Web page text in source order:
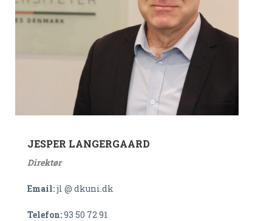
JESPER LANGERGAARD
Direktør
Email:jl @ dkuni.dk
Telefon:93 50 72 91